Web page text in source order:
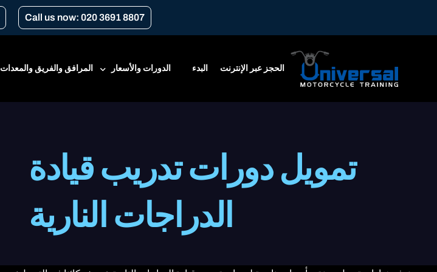
Call us now: 020 3691 8807
الحجز عبر الإنترنت البدء الدورات والأسعار
دورة المبتدئين
CBT
دورات هيئة النقل في لندن
المرافق والفريق والمعدات
تمويل دورات تدريب قيادة
الدراجات النارية